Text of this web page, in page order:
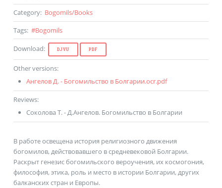
Category: Bogomils/Books
Tags: #Bogomils
Download: DJVU PDF
Other versions:
Ангелов Д. - Богомильство в Болгарии.ocr.pdf
Reviews:
Соколова Т. - Д.Ангелов. Богомильство в Болгарии
В работе освещена история религиозного движения
богомилов, действовавшего в средневековой Болгарии.
Раскрыт генезис богомильского вероучения, их космогония,
философия, этика, роль и место в истории Болгарии, других
балканских стран и Европы.